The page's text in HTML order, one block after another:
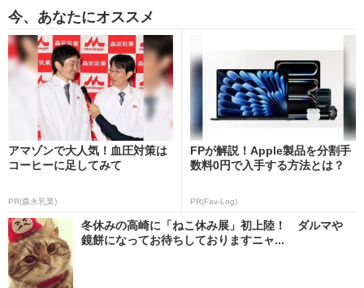
今、あなたにオススメ
アマゾンで大人気！血圧対策は
コーヒーに足してみて
PR(森永乳業)
FPが解説！Apple製品を分割手
数料0円で入手する方法とは？
PR(Fav-Log)
冬休みの高崎に「ねこ休み展」初上陸！ ダルマや
鏡餅になってお待ちしておりますニャ...